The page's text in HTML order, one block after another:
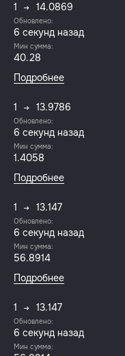
1 14.0869
Обновлено:
6 секунд назад
Мин сумма:
40.28
Подробнее
1 13.9786
Обновлено:
6 секунд назад
Мин сумма:
1.4058
Подробнее
1 13.147
Обновлено:
6 секунд назад
Мин сумма:
56.8914
Подробнее
1 13.147
Обновлено:
6 секунд назад
Мин сумма: